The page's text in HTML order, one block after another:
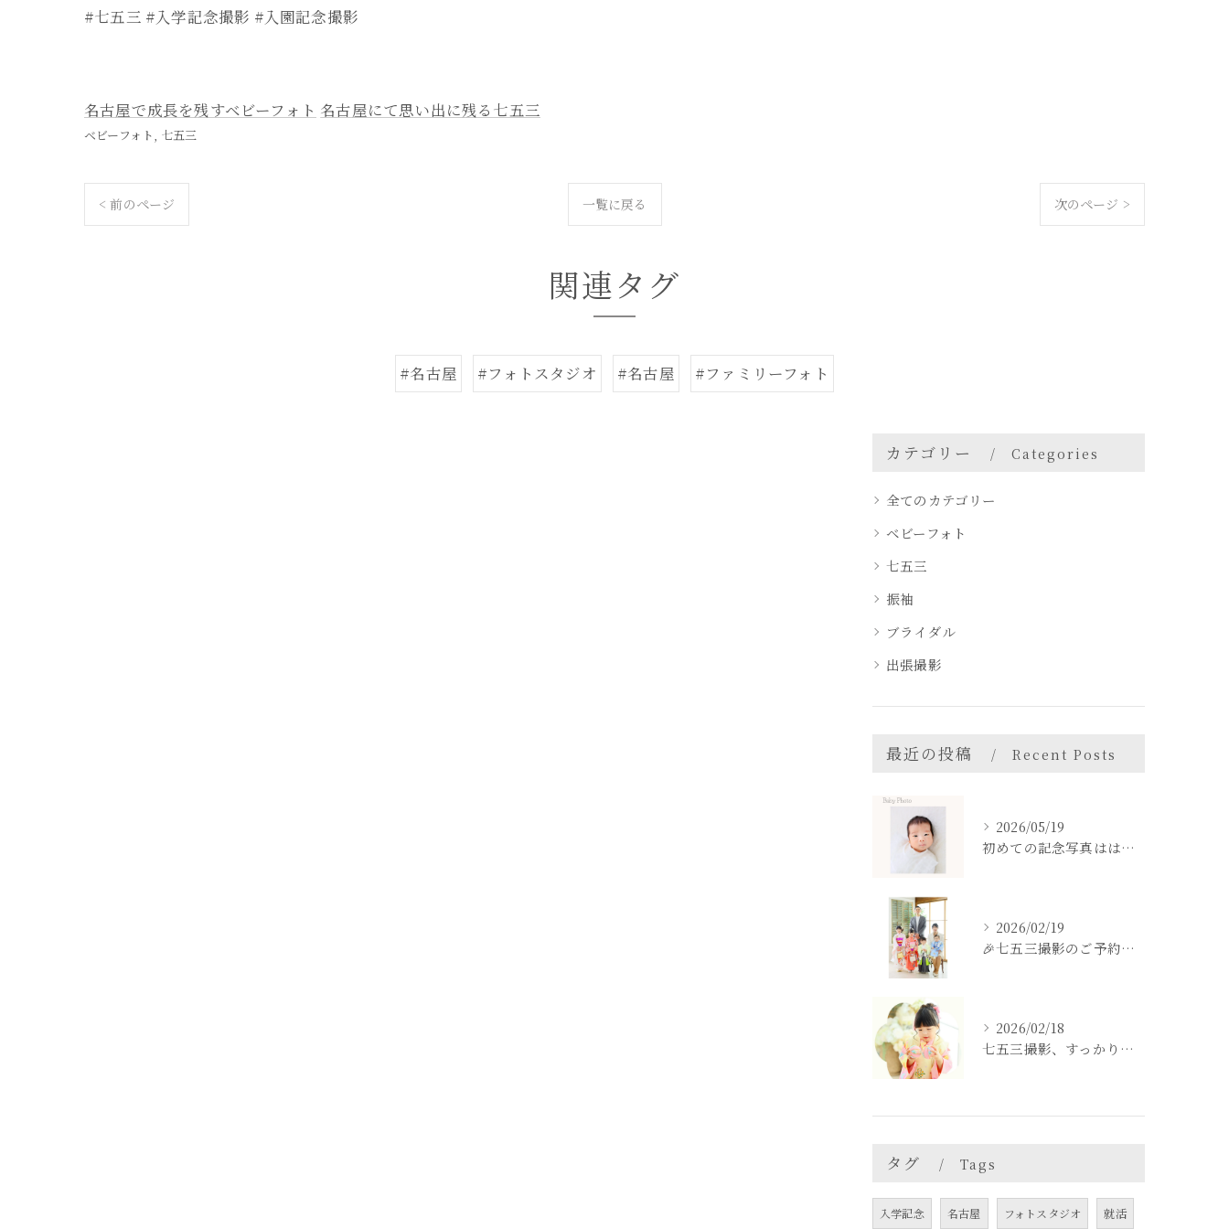
#七五三 #入学記念撮影 #入園記念撮影
名古屋で成長を残すベビーフォト 名古屋にて思い出に残る七五三
ベビーフォト 七五三
< 前のページ 一覧に戻る 次のページ >
関連タグ
#名古屋 #フォトスタジオ #名古屋 #ファミリーフォト
カテゴリー Categories
全てのカテゴリー
ベビーフォト
七五三
振袖
ブライダル
出張撮影
最近の投稿 Recent Posts
2026/05/19
初めての記念写真はは、DEAR STUDIOで。
2026/02/19
🎉七五三撮影のご予約をご検討中の方へ🎉
2026/02/18
七五三撮影、すっかり忘れてた💦という方も
タグ Tags
入学記念 名古屋 フォトスタジオ 就活